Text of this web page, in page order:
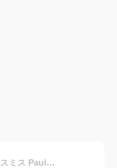
【 最大1000円OFFクーポン配布中 】 ポールスミス Paul Smith マフラー メンズ レディース MUFFLER ウール ブラック グレー チャコールグレー ネイビー ベージュ ワイン レッド 黒 933D-AS04